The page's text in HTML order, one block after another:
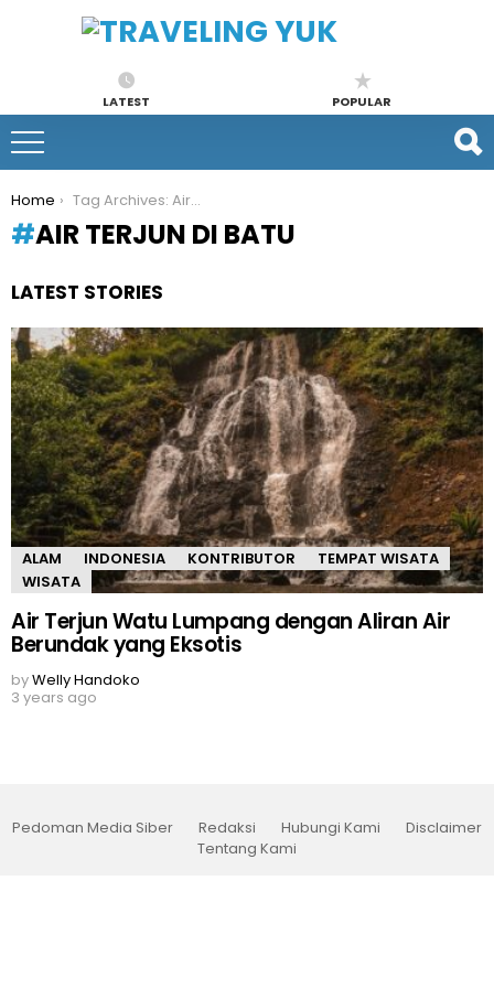
LATEST POPULAR
You are here:
Home Tag Archives: Air Terjun di Batu
AIR TERJUN DI BATU
LATEST STORIES
ALAM INDONESIA KONTRIBUTOR
TEMPAT WISATA
WISATA
Air Terjun Watu Lumpang dengan Aliran Air
Berundak yang Eksotis
byWelly Handoko
3 years ago
Pedoman Media Siber Redaksi Hubungi Kami
Disclaimer
Tentang Kami